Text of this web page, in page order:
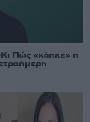
Πώς «κάηκε» η